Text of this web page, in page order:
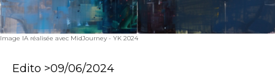
Image IA réalisée avec MidJourney - YK 2024
Edito >09/06/2024